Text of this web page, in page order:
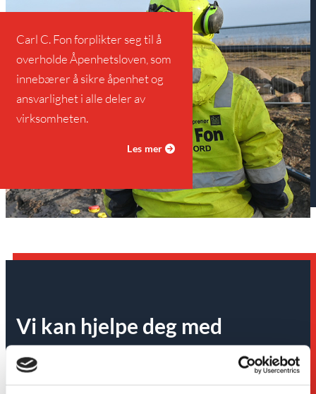
Carl C. Fon forplikter seg til å
overholde Åpenhetsloven, som
innebærer å sikre åpenhet og
ansvarlighet i alle deler av
virksomheten.
Les mer 
Vi kan hjelpe deg med
Carl C. Fon AS er en løsningsorientert partner som
veileder deg gjennom hele prosessen, fra planlegging og